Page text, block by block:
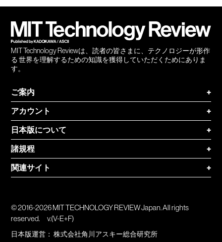
MIT Technology Reviewは、読者の皆さまに、テクノロジーが形作
る 世界を理解するための知識を獲得していただくためにありま
す。
ご案内
+
アカウント
+
日本版について
+
諸規程
+
関連サイト
+
© 2016-2026 MIT TECHNOLOGY REVIEW Japan. All rights
reserved.
v.(V-E+F)
日本版運営：株式会社角川アスキー総合研究所